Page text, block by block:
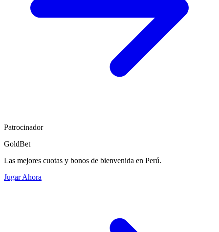
Patrocinador
GoldBet
Las mejores cuotas y bonos de bienvenida en Perú.
Jugar Ahora